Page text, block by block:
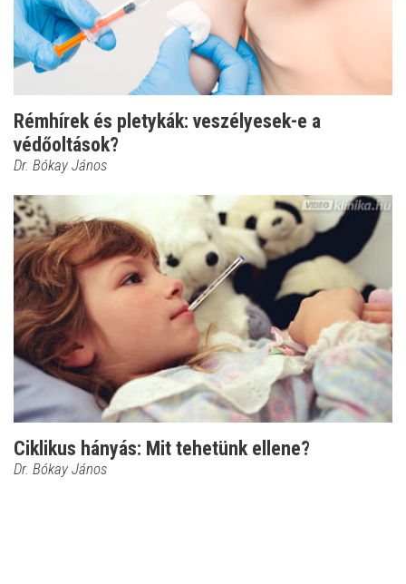
Rémhírek és pletykák: veszélyesek-e a
védőoltások?
Dr. Bókay János
Ciklikus hányás: Mit tehetünk ellene?
Dr. Bókay János